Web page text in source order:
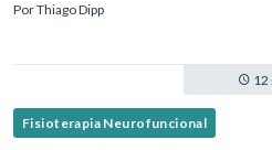
PorThiago Dipp
12
Fisioterapia Neurofuncional